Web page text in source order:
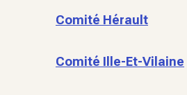
Comité Hérault
Comité Ille-Et-Vilaine